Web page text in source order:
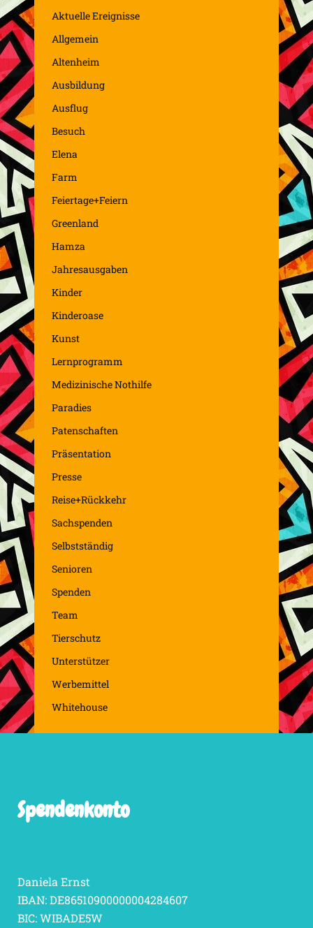
Aktuelle Ereignisse
Allgemein
Altenheim
Ausbildung
Ausflug
Besuch
Elena
Farm
Feiertage+Feiern
Greenland
Hamza
Jahresausgaben
Kinder
Kinderoase
Kunst
Lernprogramm
Medizinische Nothilfe
Paradies
Patenschaften
Präsentation
Presse
Reise+Rückkehr
Sachspenden
Selbstständig
Senioren
Spenden
Team
Tierschutz
Unterstützer
Werbemittel
Whitehouse
Spendenkonto
Daniela Ernst
IBAN: DE86510900000004284607
BIC: WIBADE5W